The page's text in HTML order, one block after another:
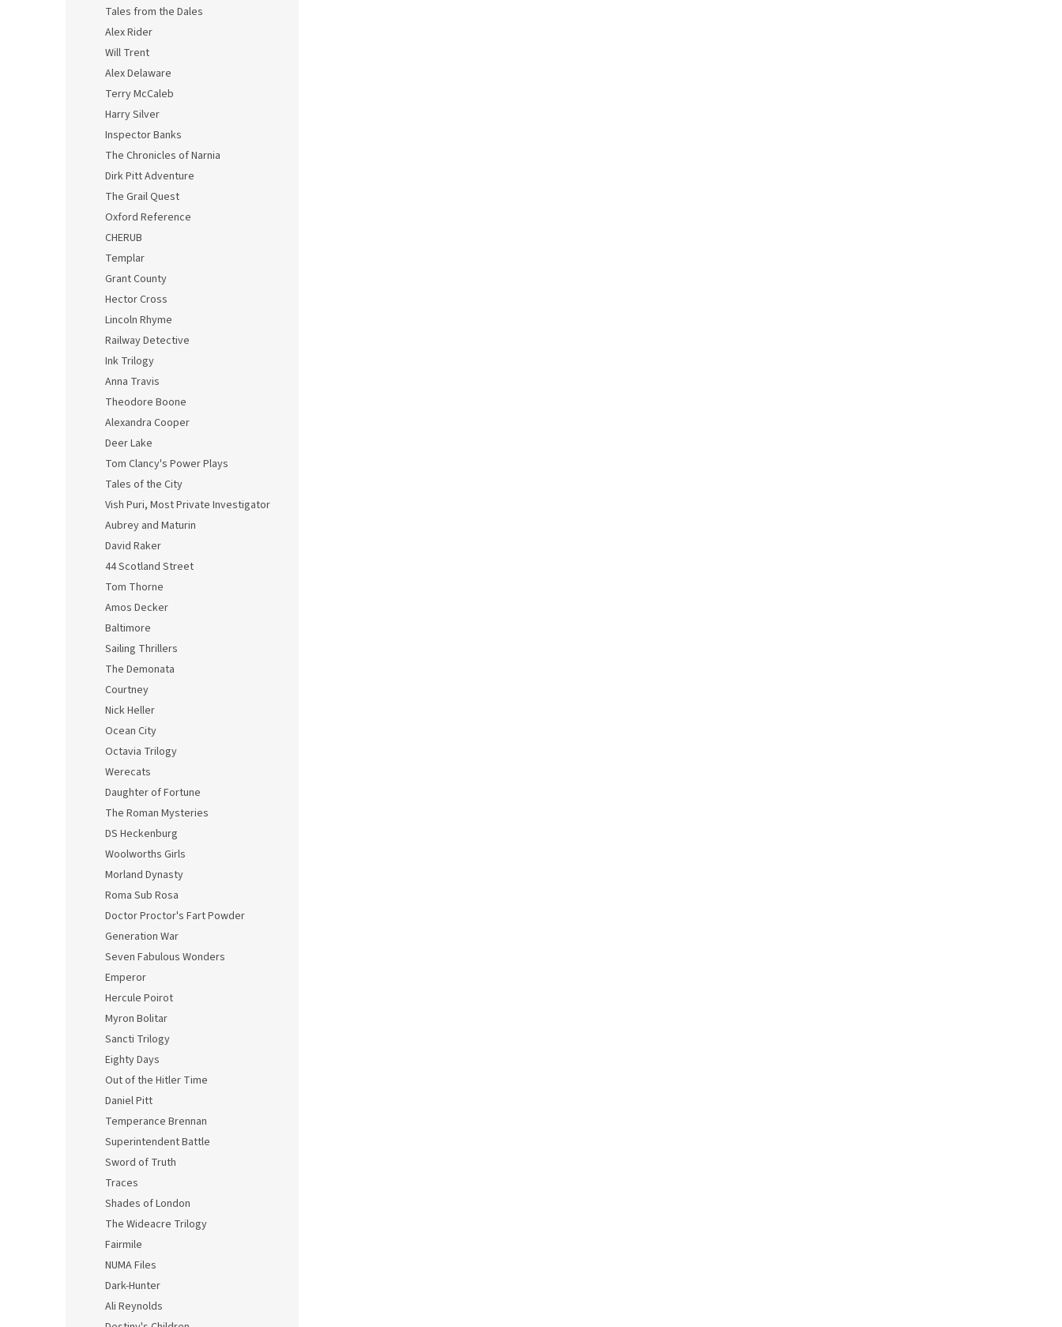
Tales from the Dales
Alex Rider
Will Trent
Alex Delaware
Terry McCaleb
Harry Silver
Inspector Banks
The Chronicles of Narnia
Dirk Pitt Adventure
The Grail Quest
Oxford Reference
CHERUB
Templar
Grant County
Hector Cross
Lincoln Rhyme
Railway Detective
Ink Trilogy
Anna Travis
Theodore Boone
Alexandra Cooper
Deer Lake
Tom Clancy's Power Plays
Tales of the City
Vish Puri, Most Private Investigator
Aubrey and Maturin
David Raker
44 Scotland Street
Tom Thorne
Amos Decker
Baltimore
Sailing Thrillers
The Demonata
Courtney
Nick Heller
Ocean City
Octavia Trilogy
Werecats
Daughter of Fortune
The Roman Mysteries
DS Heckenburg
Woolworths Girls
Morland Dynasty
Roma Sub Rosa
Doctor Proctor's Fart Powder
Generation War
Seven Fabulous Wonders
Emperor
Hercule Poirot
Myron Bolitar
Sancti Trilogy
Eighty Days
Out of the Hitler Time
Daniel Pitt
Temperance Brennan
Superintendent Battle
Sword of Truth
Traces
Shades of London
The Wideacre Trilogy
Fairmile
NUMA Files
Dark-Hunter
Ali Reynolds